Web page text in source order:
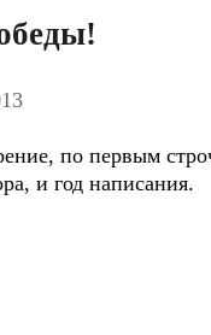
по первым
и год написания.